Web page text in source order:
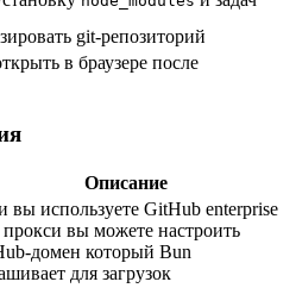
git-репозиторий
в браузере после
Описание
вы используете GitHub enterprise
вы можете настроить
домен который Bun
для загрузок